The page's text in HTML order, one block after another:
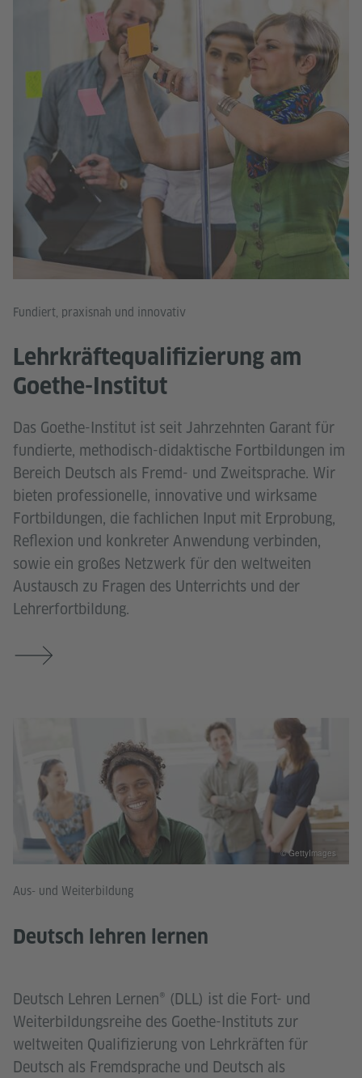
Fundiert, praxisnah und innovativ
Lehrkräftequalifizierung am
Goethe-Institut
Das Goethe-Institut ist seit Jahrzehnten Garant für
fundierte, methodisch-didaktische Fortbildungen im
Bereich Deutsch als Fremd- und Zweitsprache. Wir
bieten professionelle, innovative und wirksame
Fortbildungen, die fachlichen Input mit Erprobung,
Reflexion und konkreter Anwendung verbinden,
sowie ein großes Netzwerk für den weltweiten
Austausch zu Fragen des Unterrichts und der
Lehrerfortbildung.
Aus- und Weiterbildung
Deutsch lehren lernen
Deutsch Lehren Lernen® (DLL) ist die Fort- und
Weiterbildungsreihe des Goethe-Instituts zur
weltweiten Qualifizierung von Lehrkräften für
Deutsch als Fremdsprache und Deutsch als
© GettyImages